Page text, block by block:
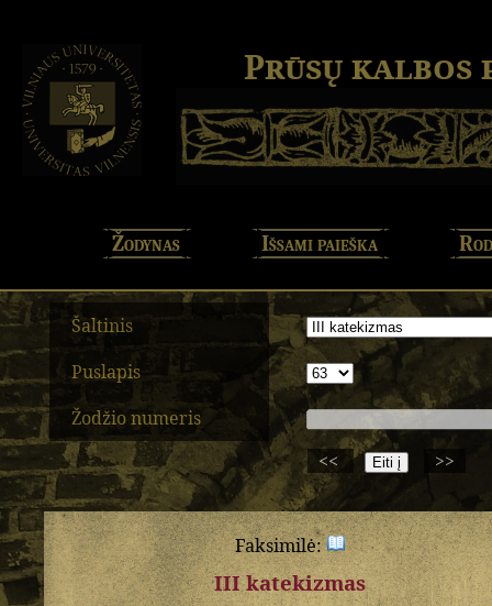
Prūsų kalbos
Žodynas Išsami paieška
Šaltinis
Puslapis
Žodžio numeris
<<
>>
Faksimilė:
III katekizmas